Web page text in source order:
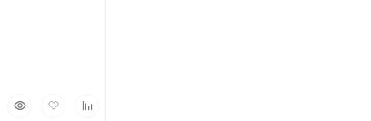
БыстрыйДобавитьДобавить